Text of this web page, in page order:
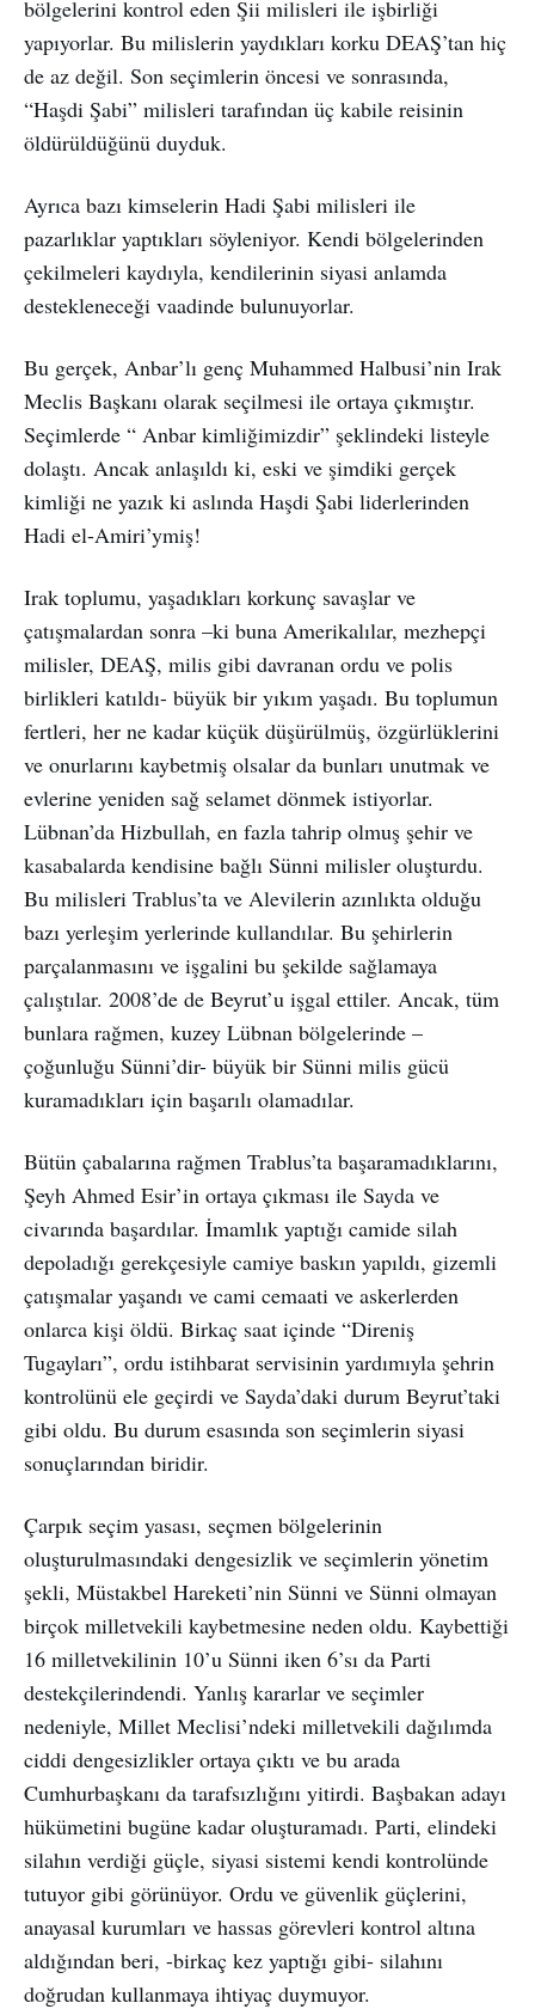
bölgelerini kontrol eden Şii milisleri ile işbirliği
yapıyorlar. Bu milislerin yaydıkları korku DEAŞ’tan hiç
de az değil. Son seçimlerin öncesi ve sonrasında,
“Haşdi Şabi” milisleri tarafından üç kabile reisinin
öldürüldüğünü duyduk.
Ayrıca bazı kimselerin Hadi Şabi milisleri ile
pazarlıklar yaptıkları söyleniyor. Kendi bölgelerinden
çekilmeleri kaydıyla, kendilerinin siyasi anlamda
destekleneceği vaadinde bulunuyorlar.
Bu gerçek, Anbar’lı genç Muhammed Halbusi’nin Irak
Meclis Başkanı olarak seçilmesi ile ortaya çıkmıştır.
Seçimlerde “ Anbar kimliğimizdir” şeklindeki listeyle
dolaştı. Ancak anlaşıldı ki, eski ve şimdiki gerçek
kimliği ne yazık ki aslında Haşdi Şabi liderlerinden
Hadi el-Amiri’ymiş!
Irak toplumu, yaşadıkları korkunç savaşlar ve
çatışmalardan sonra –ki buna Amerikalılar, mezhepçi
milisler, DEAŞ, milis gibi davranan ordu ve polis
birlikleri katıldı- büyük bir yıkım yaşadı. Bu toplumun
fertleri, her ne kadar küçük düşürülmüş, özgürlüklerini
ve onurlarını kaybetmiş olsalar da bunları unutmak ve
evlerine yeniden sağ selamet dönmek istiyorlar.
Lübnan’da Hizbullah, en fazla tahrip olmuş şehir ve
kasabalarda kendisine bağlı Sünni milisler oluşturdu.
Bu milisleri Trablus’ta ve Alevilerin azınlıkta olduğu
bazı yerleşim yerlerinde kullandılar. Bu şehirlerin
parçalanmasını ve işgalini bu şekilde sağlamaya
çalıştılar. 2008’de de Beyrut’u işgal ettiler. Ancak, tüm
bunlara rağmen, kuzey Lübnan bölgelerinde –
çoğunluğu Sünni’dir- büyük bir Sünni milis gücü
kuramadıkları için başarılı olamadılar.
Bütün çabalarına rağmen Trablus’ta başaramadıklarını,
Şeyh Ahmed Esir’in ortaya çıkması ile Sayda ve
civarında başardılar. İmamlık yaptığı camide silah
depoladığı gerekçesiyle camiye baskın yapıldı, gizemli
çatışmalar yaşandı ve cami cemaati ve askerlerden
onlarca kişi öldü. Birkaç saat içinde “Direniş
Tugayları”, ordu istihbarat servisinin yardımıyla şehrin
kontrolünü ele geçirdi ve Sayda’daki durum Beyrut’taki
gibi oldu. Bu durum esasında son seçimlerin siyasi
sonuçlarından biridir.
Çarpık seçim yasası, seçmen bölgelerinin
oluşturulmasındaki dengesizlik ve seçimlerin yönetim
şekli, Müstakbel Hareketi’nin Sünni ve Sünni olmayan
birçok milletvekili kaybetmesine neden oldu. Kaybettiği
16 milletvekilinin 10’u Sünni iken 6’sı da Parti
destekçilerindendi. Yanlış kararlar ve seçimler
nedeniyle, Millet Meclisi’ndeki milletvekili dağılımda
ciddi dengesizlikler ortaya çıktı ve bu arada
Cumhurbaşkanı da tarafsızlığını yitirdi. Başbakan adayı
hükümetini bugüne kadar oluşturamadı. Parti, elindeki
silahın verdiği güçle, siyasi sistemi kendi kontrolünde
tutuyor gibi görünüyor. Ordu ve güvenlik güçlerini,
anayasal kurumları ve hassas görevleri kontrol altına
aldığından beri, -birkaç kez yaptığı gibi- silahını
doğrudan kullanmaya ihtiyaç duymuyor.